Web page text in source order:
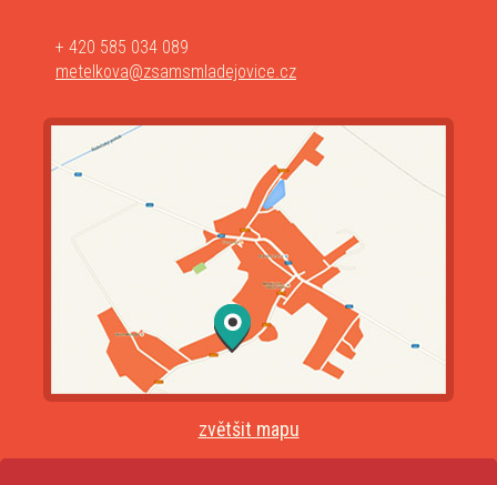
+ 420 585 034 089
metelkova@zsamsmladejovice.cz
zvětšit mapu